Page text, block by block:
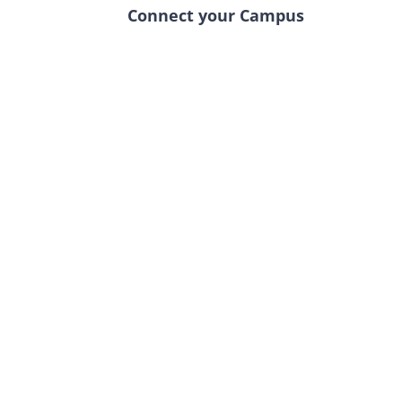
Connect your Campus